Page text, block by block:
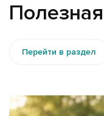
Перейти в раздел